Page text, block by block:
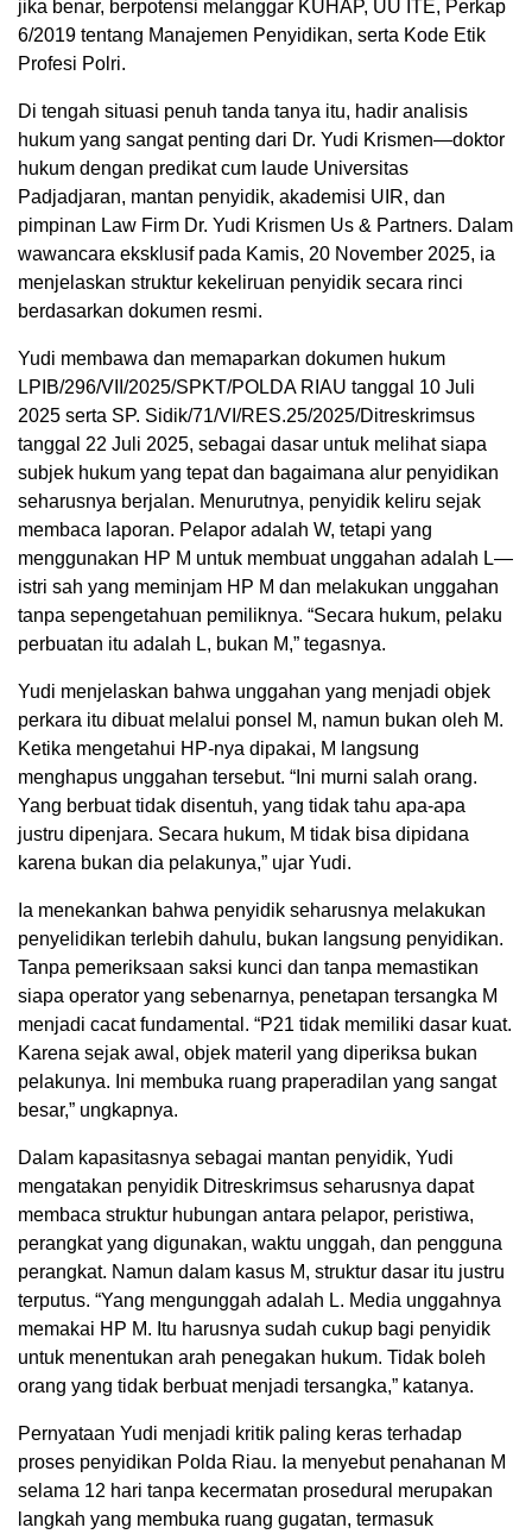
jika benar, berpotensi melanggar KUHAP, UU ITE, Perkap
6/2019 tentang Manajemen Penyidikan, serta Kode Etik
Profesi Polri.
Di tengah situasi penuh tanda tanya itu, hadir analisis
hukum yang sangat penting dari Dr. Yudi Krismen—doktor
hukum dengan predikat cum laude Universitas
Padjadjaran, mantan penyidik, akademisi UIR, dan
pimpinan Law Firm Dr. Yudi Krismen Us & Partners. Dalam
wawancara eksklusif pada Kamis, 20 November 2025, ia
menjelaskan struktur kekeliruan penyidik secara rinci
berdasarkan dokumen resmi.
Yudi membawa dan memaparkan dokumen hukum
LPIB/296/VII/2025/SPKT/POLDA RIAU tanggal 10 Juli
2025 serta SP. Sidik/71/VI/RES.25/2025/Ditreskrimsus
tanggal 22 Juli 2025, sebagai dasar untuk melihat siapa
subjek hukum yang tepat dan bagaimana alur penyidikan
seharusnya berjalan. Menurutnya, penyidik keliru sejak
membaca laporan. Pelapor adalah W, tetapi yang
menggunakan HP M untuk membuat unggahan adalah L—
istri sah yang meminjam HP M dan melakukan unggahan
tanpa sepengetahuan pemiliknya. “Secara hukum, pelaku
perbuatan itu adalah L, bukan M,” tegasnya.
Yudi menjelaskan bahwa unggahan yang menjadi objek
perkara itu dibuat melalui ponsel M, namun bukan oleh M.
Ketika mengetahui HP-nya dipakai, M langsung
menghapus unggahan tersebut. “Ini murni salah orang.
Yang berbuat tidak disentuh, yang tidak tahu apa-apa
justru dipenjara. Secara hukum, M tidak bisa dipidana
karena bukan dia pelakunya,” ujar Yudi.
Ia menekankan bahwa penyidik seharusnya melakukan
penyelidikan terlebih dahulu, bukan langsung penyidikan.
Tanpa pemeriksaan saksi kunci dan tanpa memastikan
siapa operator yang sebenarnya, penetapan tersangka M
menjadi cacat fundamental. “P21 tidak memiliki dasar kuat.
Karena sejak awal, objek materil yang diperiksa bukan
pelakunya. Ini membuka ruang praperadilan yang sangat
besar,” ungkapnya.
Dalam kapasitasnya sebagai mantan penyidik, Yudi
mengatakan penyidik Ditreskrimsus seharusnya dapat
membaca struktur hubungan antara pelapor, peristiwa,
perangkat yang digunakan, waktu unggah, dan pengguna
perangkat. Namun dalam kasus M, struktur dasar itu justru
terputus. “Yang mengunggah adalah L. Media unggahnya
memakai HP M. Itu harusnya sudah cukup bagi penyidik
untuk menentukan arah penegakan hukum. Tidak boleh
orang yang tidak berbuat menjadi tersangka,” katanya.
Pernyataan Yudi menjadi kritik paling keras terhadap
proses penyidikan Polda Riau. Ia menyebut penahanan M
selama 12 hari tanpa kecermatan prosedural merupakan
langkah yang membuka ruang gugatan, termasuk